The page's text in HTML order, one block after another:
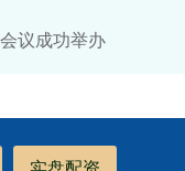
议成功举办